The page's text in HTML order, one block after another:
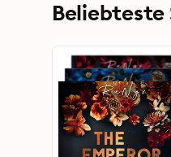
Beliebteste